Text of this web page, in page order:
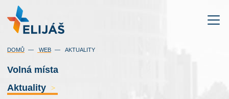
DOMŮ WEB AKTUALITY
Volná místa
Aktuality
>